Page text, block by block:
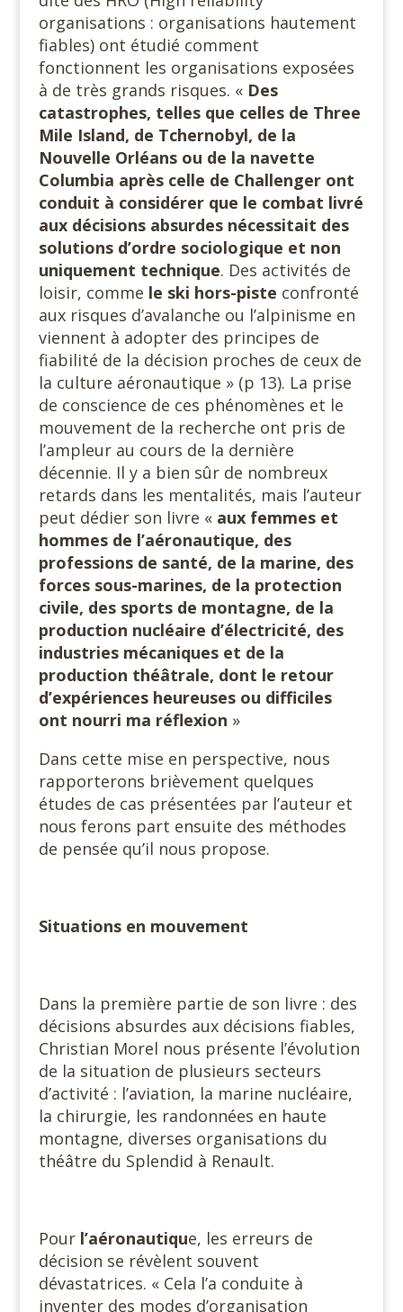
organisations : organisations hautement
fiables) ont étudié comment
fonctionnent les organisations exposées
à de très grands risques. « Des
catastrophes, telles que celles de Three
Mile Island, de Tchernobyl, de la
Nouvelle Orléans ou de la navette
Columbia après celle de Challenger ont
conduit à considérer que le combat livré
aux décisions absurdes nécessitait des
solutions d’ordre sociologique et non
uniquement technique. Des activités de
loisir, comme le ski hors-piste confronté
aux risques d’avalanche ou l’alpinisme en
viennent à adopter des principes de
fiabilité de la décision proches de ceux de
la culture aéronautique » (p 13). La prise
de conscience de ces phénomènes et le
mouvement de la recherche ont pris de
l’ampleur au cours de la dernière
décennie. Il y a bien sûr de nombreux
retards dans les mentalités, mais l’auteur
peut dédier son livre « aux femmes et
hommes de l’aéronautique, des
professions de santé, de la marine, des
forces sous-marines, de la protection
civile, des sports de montagne, de la
production nucléaire d’électricité, des
industries mécaniques et de la
production théâtrale, dont le retour
d’expériences heureuses ou difficiles
ont nourri ma réflexion »
Dans cette mise en perspective, nous
rapporterons brièvement quelques
études de cas présentées par l’auteur et
nous ferons part ensuite des méthodes
de pensée qu’il nous propose.
Situations en mouvement
Dans la première partie de son livre : des
décisions absurdes aux décisions fiables,
Christian Morel nous présente l’évolution
de la situation de plusieurs secteurs
d’activité : l’aviation, la marine nucléaire,
la chirurgie, les randonnées en haute
montagne, diverses organisations du
théâtre du Splendid à Renault.
Pour l’aéronautique, les erreurs de
décision se révèlent souvent
dévastatrices. « Cela l’a conduite à
inventer des modes d’organisation